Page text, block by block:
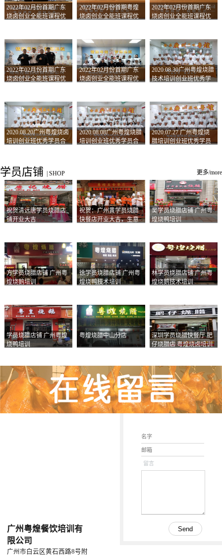
2022年02月份首期广东
烧卤创业全能班课程优
2022年02月份首期粤煌
烧卤创业全能班课程优
2022年02月份首期广东
烧卤创业全能班课程优
2022年02月份首期广东
烧卤创业全能班课程优
2022年02月份首期广东
烧卤创业全能班课程优
2020.08.30广州粤煌烧腊
技术培训创业班优秀学
2020.08.20广州粤煌烧卤
培训创业班优秀学员合
2020.08.08广州粤煌烧腊
培训创业班优秀学员合
2020.07.27 广州粤煌烧
腊培训创业班优秀学员
学员店铺 SHOP 更多/more
祝贺清远唐学员烧腊店
铺开业大吉
祝贺：广州黄学员烧腊
快餐店开业大吉，生意
吴学员烧腊店铺 广州粤
煌烧鸭培训
方学员烧腊店铺 广州粤
煌烧鹅培训
徐学员烧腊店铺 广州粤
煌烧鸭技术培训
林学员烧腊店铺 广州粤
煌烧鹅技术培训
学员烧腊店铺 广州粤煌
烧鸭培训
粤煌烧腊中山分店
深圳学员烧腊快餐厅 肥
仔烧腊店 粤煌烧卤培训
广州粤煌餐饮培训有
限公司
广州市白云区黄石西路8号附
留言